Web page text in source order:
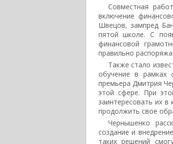
Совместная
включение
Швецов, зампред
пятой школе. С
финансовой
правильно
Также стало
обучение в рамках
премьера Дмитрия
этой сфере. При
заинтересовать их в
продолжить свое
Чернышенко
создание и
таких решений